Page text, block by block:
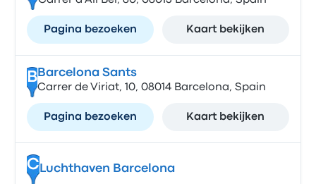
Pagina bezoeken Kaart bekijken
B Barcelona Sants
Carrer de Viriat, 10, 08014 Barcelona, Spain
Pagina bezoeken Kaart bekijken
C Luchthaven Barcelona